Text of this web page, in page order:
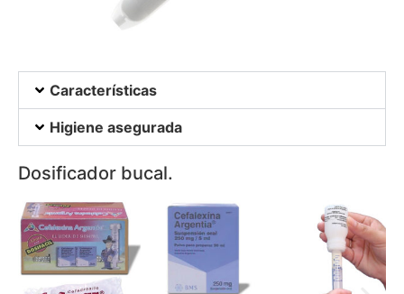
Características
Higiene asegurada
Dosificador bucal.